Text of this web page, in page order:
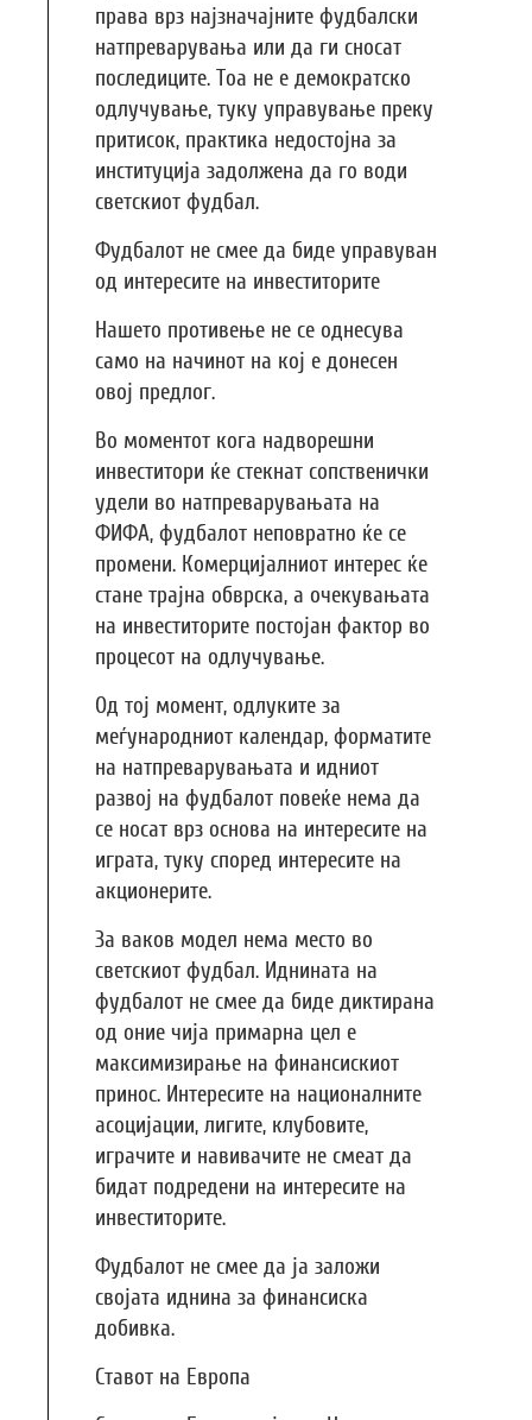
права врз најзначајните фудбалски
натпреварувања или да ги сносат
последиците. Тоа не е демократско
одлучување, туку управување преку
притисок, практика недостојна за
институција задолжена да го води
светскиот фудбал.
Фудбалот не смее да биде управуван
од интересите на инвеститорите
Нашето противење не се однесува
само на начинот на кој е донесен
овој предлог.
Во моментот кога надворешни
инвеститори ќе стекнат сопственички
удели во натпреварувањата на
ФИФА, фудбалот неповратно ќе се
промени. Комерцијалниот интерес ќе
стане трајна обврска, а очекувањата
на инвеститорите постојан фактор во
процесот на одлучување.
Од тој момент, одлуките за
меѓународниот календар, форматите
на натпреварувањата и идниот
развој на фудбалот повеќе нема да
се носат врз основа на интересите на
играта, туку според интересите на
акционерите.
За ваков модел нема место во
светскиот фудбал. Иднината на
фудбалот не смее да биде диктирана
од оние чија примарна цел е
максимизирање на финансискиот
принос. Интересите на националните
асоцијации, лигите, клубовите,
играчите и навивачите не смеат да
бидат подредени на интересите на
инвеститорите.
Фудбалот не смее да ја заложи
својата иднина за финансиска
добивка.
Ставот на Европа